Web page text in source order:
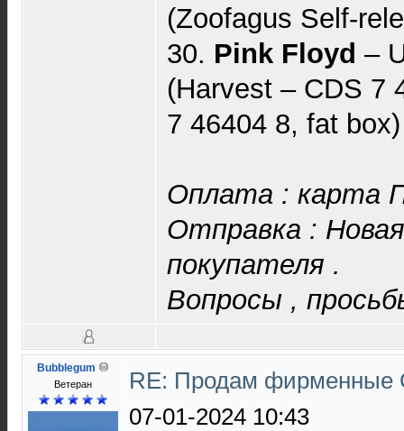
(Zoofagus Self-
30. Pink Floyd –
(Harvest – CDS 7
7 46404 8, fat
Оплата : карта
Отправка :
покупателя .
Вопросы ,
Bubblegum
Ветеран
RE: Продам фирменные
07-01-2024 10:43